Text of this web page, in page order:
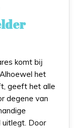
komt bij
het
geeft het alle
degene van
uitlegt. Door